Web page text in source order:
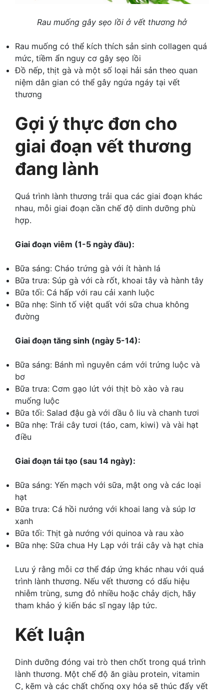
Rau muống gây sẹo lồi ở vết thương hở
Rau muống có thể kích thích sản sinh collagen quá
mức, tiềm ẩn nguy cơ gây sẹo lồi
Đồ nếp, thịt gà và một số loại hải sản theo quan
niệm dân gian có thể gây ngứa ngáy tại vết
thương
Gợi ý thực đơn cho
giai đoạn vết thương
đang lành
Quá trình lành thương trải qua các giai đoạn khác
nhau, mỗi giai đoạn cần chế độ dinh dưỡng phù
hợp.
Giai đoạn viêm (1-5 ngày đầu):
Bữa sáng: Cháo trứng gà với ít hành lá
Bữa trưa: Súp gà với cà rốt, khoai tây và hành tây
Bữa tối: Cá hấp với rau cải xanh luộc
Bữa nhẹ: Sinh tố việt quất với sữa chua không
đường
Giai đoạn tăng sinh (ngày 5-14):
Bữa sáng: Bánh mì nguyên cám với trứng luộc và
bơ
Bữa trưa: Cơm gạo lứt với thịt bò xào và rau
muống luộc
Bữa tối: Salad đậu gà với dầu ô liu và chanh tươi
Bữa nhẹ: Trái cây tươi (táo, cam, kiwi) và vài hạt
điều
Giai đoạn tái tạo (sau 14 ngày):
Bữa sáng: Yến mạch với sữa, mật ong và các loại
hạt
Bữa trưa: Cá hồi nướng với khoai lang và súp lơ
xanh
Bữa tối: Thịt gà nướng với quinoa và rau xào
Bữa nhẹ: Sữa chua Hy Lạp với trái cây và hạt chia
Lưu ý rằng mỗi cơ thể đáp ứng khác nhau với quá
trình lành thương. Nếu vết thương có dấu hiệu
nhiễm trùng, sưng đỏ nhiều hoặc chảy dịch, hãy
tham khảo ý kiến bác sĩ ngay lập tức.
Kết luận
Dinh dưỡng đóng vai trò then chốt trong quá trình
lành thương. Một chế độ ăn giàu protein, vitamin
C, kẽm và các chất chống oxy hóa sẽ thúc đẩy vết